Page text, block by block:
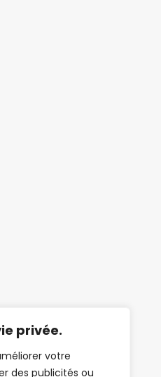
privée.
votre
des publicités ou